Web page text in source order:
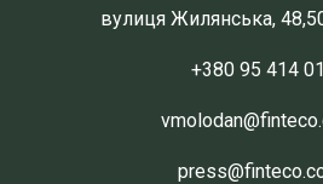
вулиця Жилянська,
+380 95 414